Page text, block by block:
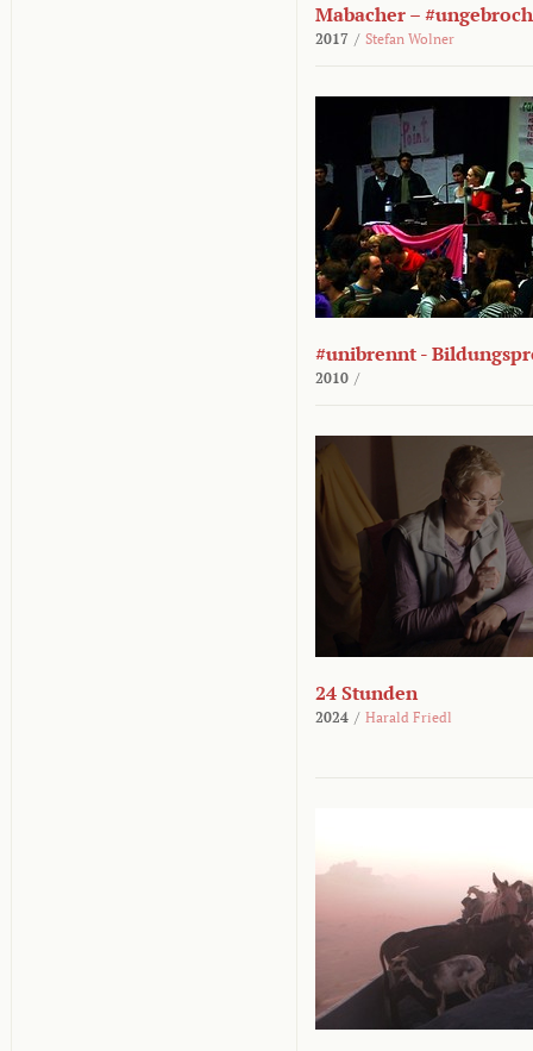
Mabacher –
2017 / Stefan Wolner
#unibrennt -
2010 /
24 Stunden
2024 / Harald Friedl